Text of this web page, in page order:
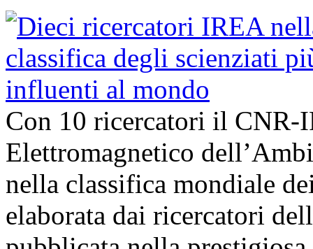
Con 10 ricercatori il
Elettromagnetico
nella classifica mondiale
elaborata dai ricercatori